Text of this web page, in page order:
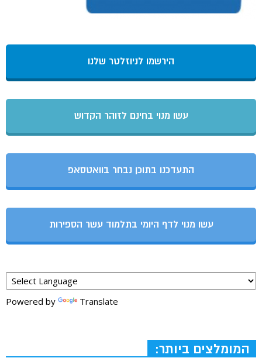
הירשמו לניוזלטר שלנו
עשו מנוי בחינם לזוהר הקדוש
התעדכנו בתוכן נבחר בוואטסאפ
עשו מנוי לדף היומי בתלמוד עשר הספירות
Powered by Translate
המומלצים ביותר: